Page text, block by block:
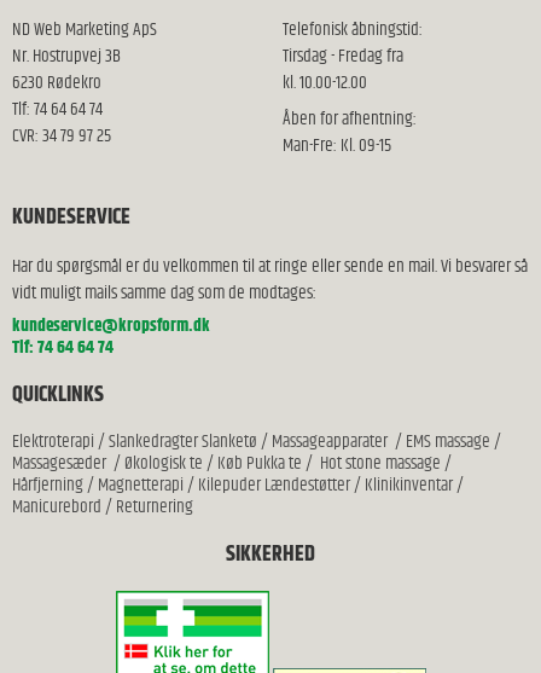
ND Web Marketing ApS
Nr. Hostrupvej 3B
6230 Rødekro
Tlf: 74 64 64 74
CVR: 34 79 97 25
Telefonisk åbningstid:
Tirsdag - Fredag fra
kl. 10.00-12.00
Åben for afhentning:
Man-Fre: Kl. 09-15
KUNDESERVICE
Har du spørgsmål er du velkommen til at ringe eller sende en mail. Vi besvarer så
vidt muligt mails samme dag som de modtages:
kundeservice@kropsform.dk
Tlf: 74 64 64 74
QUICKLINKS
Elektroterapi/Slankedragter Slanketø/Massageapparater/EMS massage/
Massagesæder/Økologisk te/Køb Pukka te/ Hot stone massage/
Hårfjerning/Magnetterapi/Kilepuder Lændestøtter/Klinikinventar/
Manicurebord/Returnering
SIKKERHED